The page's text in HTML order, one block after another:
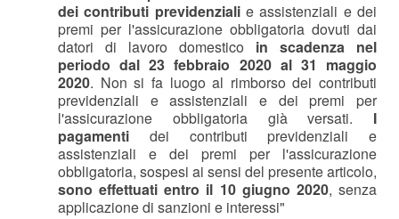
dei contributi previdenzialie assistenziali e dei
premi per l'assicurazione obbligatoria dovuti dai
datori di lavoro domestico in scadenza nel
periodo dal 23 febbraio 2020 al 31 maggio
2020. Non si fa luogo al rimborso dei contributi
previdenziali e assistenziali e dei premi per
l'assicurazione obbligatoria già versati. I
pagamenti dei contributi previdenziali e
assistenziali e dei premi per l'assicurazione
obbligatoria, sospesi ai sensi del presente articolo,
sono effettuati entro il 10 giugno 2020, senza
applicazione di sanzioni e interessi"